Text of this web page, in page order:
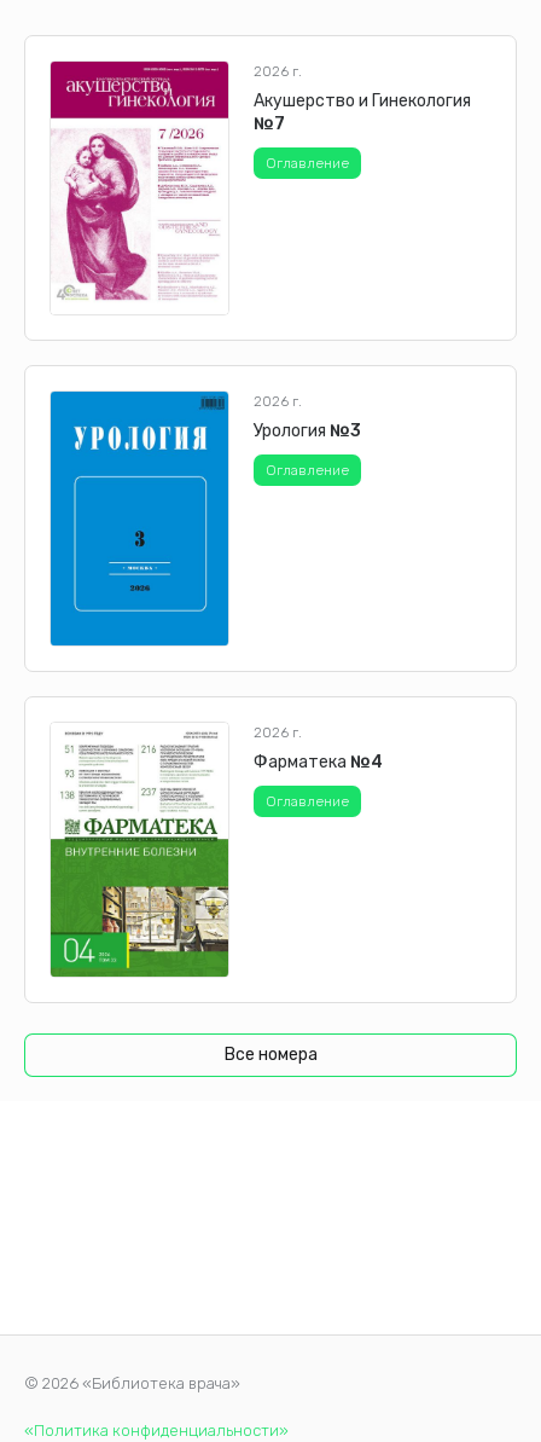
2026 г.
Акушерство и Гинекология
№7
Оглавление
2026 г.
Урология №3
Оглавление
2026 г.
Фарматека №4
Оглавление
Все номера
© 2026 «Библиотека врача»
«Политика конфиденциальности»